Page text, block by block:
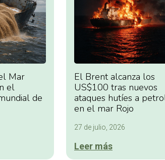
Mar
el
de
El Brent alcanza los
US$100 tras nuevos
ataques hutíes a
en el mar Rojo
27 de julio, 2026
Leer más